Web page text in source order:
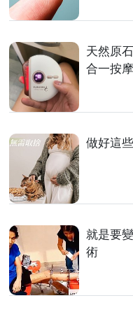
天然原
合一按
做好這
就是要
術